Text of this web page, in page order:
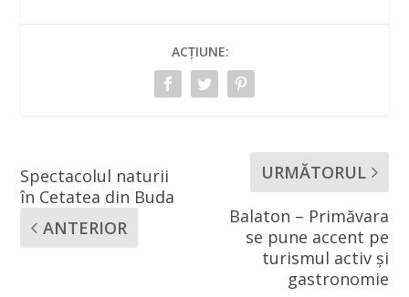
ACȚIUNE:
Spectacolul naturii
în Cetatea din Buda
ANTERIOR
URMĂTORUL
Balaton – Primăvara
se pune accent pe
turismul activ și
gastronomie